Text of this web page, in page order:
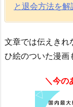
と退会方法を
文章では伝えきれ
ひ絵のついた漫画
＼今の